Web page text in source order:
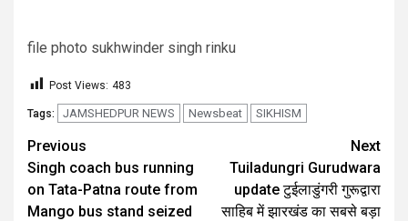
file photo sukhwinder singh rinku
Post Views: 483
Tags: JAMSHEDPUR NEWS Newsbeat SIKHISM
Previous
Singh coach bus running
on Tata-Patna route from
Mango bus stand seized
Next
Tuiladungri Gurudwara
update टुईलाडुंगरी गुरूद्वारा
साहिब में झारखंड का सबसे बड़ा